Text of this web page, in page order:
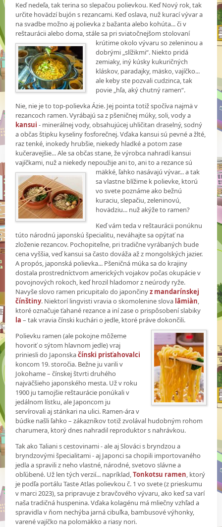
Keď nedeľa, tak terina so slepačou polievkou. Keď Nový rok, tak
určite hovädzí bujón s rezancami. Keď oslava, nuž kurací vývar a
na svadbe možno aj polievka z bažanta alebo kohúta... či v
reštaurácii alebo doma, stále sa pri sviatočnejšom stolovaní
krútime okolo vývaruso zeleninou a
dobrými „slížikmi“. Niekto pridá
zemiaky, iný kúsky kukuričných
kláskov, paradajky, mäsko, vajíčko...
ale keby ste pozvali cudzinca, tak
povie „hľa, aký chutný ramen“.
Nie, nie je to top-polievka Ázie. Jej pointa totiž spočíva najmä v
rezancoch ramen. Vyrábajú sa z pšeničnej múky, soli, vody a
kansui- minerálnej vody, obsahujúcej uhličitan draselný, sodný
a občas štipku kyseliny fosforečnej. Vďaka kansui sú pevné a žlté,
raz tenké, inokedy hrubšie, niekedy hladké a potom zase
kučeravejšie... Ale sa občas stane, že výrobca nahradí kansui
vajíčkami, nuž a niekedy nepoužije ani to, ani to a rezance sú
mäkké, ľahko nasávajú vývar... a tak
sa vlastne blížime k polievke, ktorú
vo svete poznáme ako bežnú
kuraciu, slepačiu, zeleninovú,
hovädziu... nuž akýže to ramen?
Keď vám teda v reštaurácii ponúknu
túto národnú japonskú špecialitu, neváhajte sa opýtať na
zloženie rezancov. Pochopiteľne, pri tradične vyrábaných bude
cena vyššia, veď kansui sa často dováža až z mongolských jazier.
A propós, japonská polievka... Pšeničná múka sa do krajiny
dostala prostredníctvom amerických vojakov počas okupácie v
povojnových rokoch, keď hrozil hladomor z neúrody ryže.
Navyše slovo ramen pricupitalo do japončinyz mandarínskej
čínštiny. Niektorí lingvisti vravia o skomolenine slova lāmiàn,
ktoré označuje ťahané rezance a iní zase o prispôsobení slabiky
la– tak vravia čínski kuchári o jedle, ktoré práve dokončili.
Polievku ramen (ale pokojne môžeme
hovoriť o sýtom hlavnom jedle) vraj
priniesli do Japonskačínski prisťahovalci
koncom 19. storočia. Bežne ju varili v
Jokohame – čínskej štvrti druhého
najväčšieho japonského mesta. Už v roku
1900 ju tamojšie reštaurácie ponúkali v
jedálnom lístku, ale Japoncom ju
servírovali aj stánkari na ulici. Ramen-ára v
búdke našli ľahko – zákazníkov totiž zvolával hudobným rohom
charumera, ktorý dnes nahradil reproduktor s nahrávkou.
Tak ako Taliani s cestovinami - ale aj Slováci s bryndzou a
bryndzovými špecialitami - aj Japonci sa chopili importovaného
jedla a spravili z neho vlastné, národné, svetovo slávne a
obľúbené. Už len tých verzií... napríklad,Tonkotsu ramen, ktorý
je podľa portálu Taste Atlas polievkou č. 1 vo svete (z prieskumu
v marci 2023), sa pripravuje z bravčového vývaru, ako keď sa varí
naša tradičná huspenina. Vďaka kolagénu má mliečny vzhľad a
spravidla v ňom nechýba jarná cibuľka, bambusové výhonky,
varené vajíčko na polomäkko a riasy nori.